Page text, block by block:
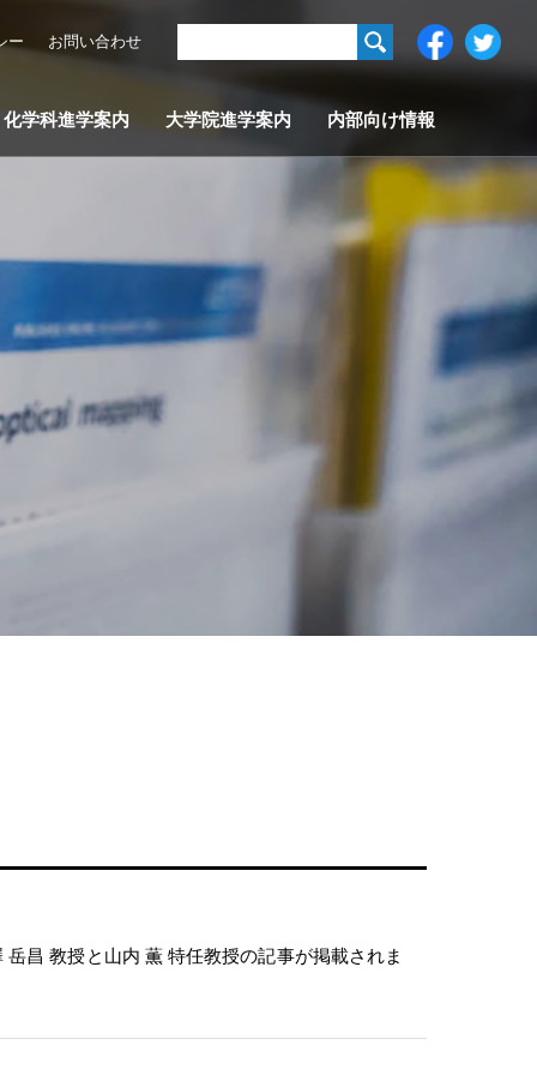
化学科進学案内 大学院進学案内 内部向け情報
ー お問い合わせ
昌 教授と山内 薫 特任教授の記事が掲載されま